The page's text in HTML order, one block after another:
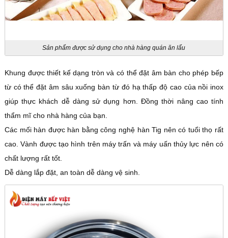
Sản phẩm được sử dụng cho nhà hàng quán ăn lẩu
Khung được thiết kế dạng tròn và có thể đặt âm bàn cho phép bếp
từ có thể đặt âm sâu xuống bàn từ đó hạ thấp độ cao của nồi inox
giúp thực khách dễ dàng sử dụng hơn. Đồng thời nâng cao tính
thẩm mĩ cho nhà hàng của bạn.
Các mối hàn được hàn bằng công nghệ hàn Tig nên có tuổi thọ rất
cao. Vành được tạo hình trên máy trấn và máy uấn thủy lực nên có
chất lượng rất tốt.
Dễ dàng lắp đặt, an toàn dễ dàng vệ sinh.